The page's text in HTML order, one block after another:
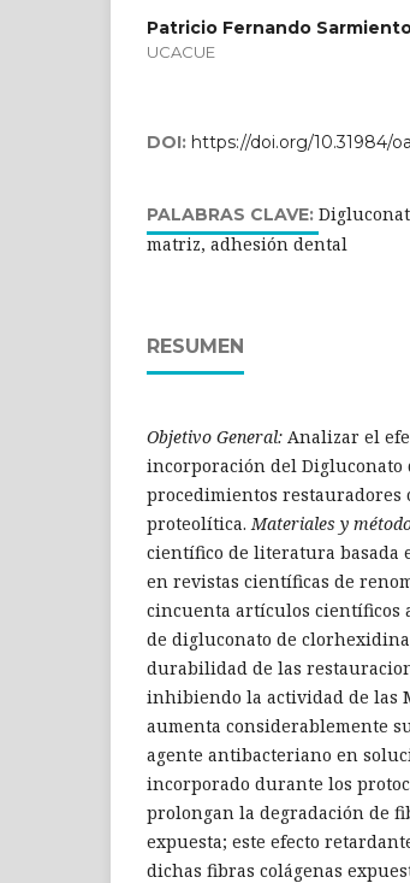
Patricio Fernando
UCACUE
DOI: https://doi.org/10.31984/
PALABRAS CLAVE:
matriz, adhesión dental
RESUMEN
Objetivo General: Analizar el
incorporación del Digluconato
procedimientos
proteolítica.Materiales y
científico de literatura basada
en revistas científicas de
cincuenta artículos científicos
de digluconato de
durabilidad de las
inhibiendo la actividad de las
aumenta considerablemente
agente antibacteriano en
incorporado durante los
prolongan la degradación de
expuesta; este efecto
dichas fibras colágenas